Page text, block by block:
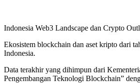
Indonesia Web3 Landscape dan Crypto
Ekosistem blockchain dan aset kripto dari
Indonesia.
Data terakhir yang dihimpun dari
Pengembangan Teknologi Blockchain”